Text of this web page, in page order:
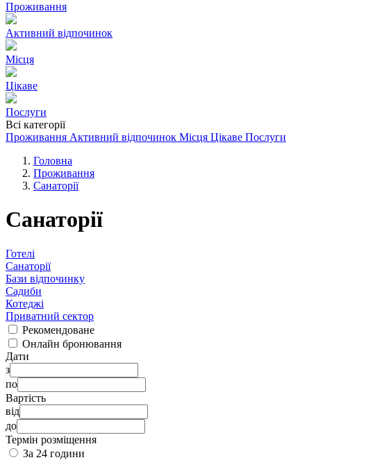
Проживання
Активний відпочинок
Місця
Цікаве
Послуги
Всі категорії
Проживання Активний відпочинок Місця Цікаве Послуги
Головна
Проживання
Санаторії
Санаторії
Готелі
Санаторії
Бази відпочинку
Садиби
Котеджі
Приватний сектор
Рекомендоване
Онлайн бронювання
Дати
з
по
Вартість
від
до
Термін розміщення
За 24 години